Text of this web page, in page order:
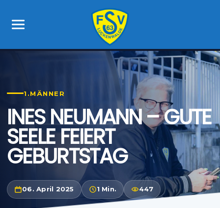
1.MÄNNER
INES NEUMANN – GUTE
SEELE FEIERT
GEBURTSTAG
06. April 2025 1 Min. 447